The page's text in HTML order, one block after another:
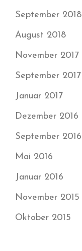
September 2018
August 2018
November 2017
September 2017
Januar 2017
Dezember 2016
September 2016
Mai 2016
Januar 2016
November 2015
Oktober 2015